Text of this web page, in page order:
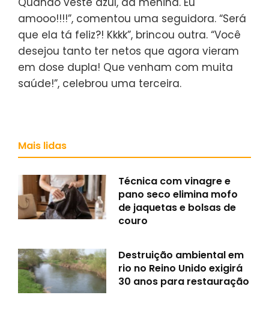
amooo!!!!”, comentou uma seguidora. “Será
que ela tá feliz?! Kkkk”, brincou outra. “Você
desejou tanto ter netos que agora vieram
em dose dupla! Que venham com muita
saúde!”, celebrou uma terceira.
Mais lidas
Técnica com vinagre e
pano seco elimina mofo
de jaquetas e bolsas de
couro
Destruição ambiental em
rio no Reino Unido exigirá
30 anos para restauração